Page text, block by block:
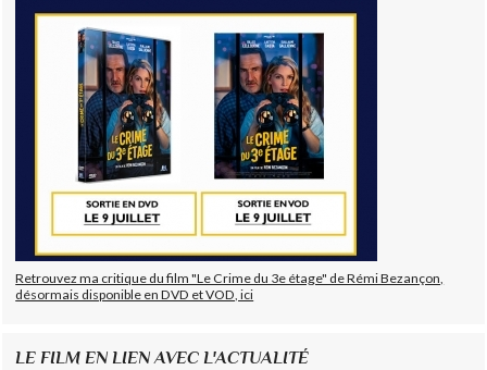
Retrouvez ma critique du film "Le Crime du 3e étage" de Rémi Bezançon,
désormais disponible en DVD et VOD, ici
LE FILM EN LIEN AVEC L'ACTUALITÉ